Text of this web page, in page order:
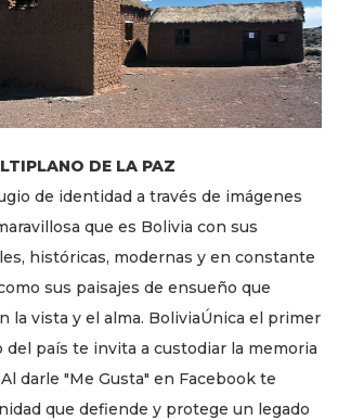
DE LA PAZ
de identidad a través de imágenes
que es Bolivia con sus
históricas, modernas y en constante
sus paisajes de ensueño que
la vista y el alma. BoliviaÚnica el primer
del país te invita a custodiar la memoria
darle "Me Gusta" en Facebook te
que defiende y protege un legado